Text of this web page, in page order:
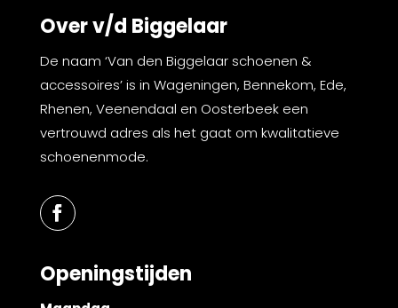
Over v/d Biggelaar
De naam ‘Van den Biggelaar schoenen &
accessoires’ is in Wageningen, Bennekom, Ede,
Rhenen, Veenendaal en Oosterbeek een
vertrouwd adres als het gaat om kwalitatieve
schoenenmode.
Openingstijden